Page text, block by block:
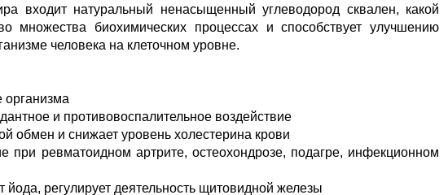
входит натуральный ненасыщенный углеводород сквален, какой
множества биохимических процессах и способствует улучшению
человека на клеточном уровне.
организма
и противовоспалительное воздействие
обмен и снижает уровень холестерина крови
при ревматоидном артрите, остеохондрозе, подагре, инфекционном
йода, регулирует деятельность щитовидной железы